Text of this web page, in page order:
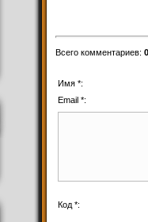
Всего комментариев: 0
Имя *:
Email *:
Код *: